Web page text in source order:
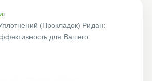
›
(Прокладок) Ридан:
для Вашего